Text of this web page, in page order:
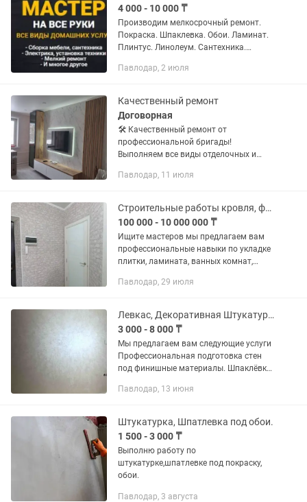
4 000 - 10 000 ₸
Производим мелкосрочный ремонт.
Покраска. Шпаклевка. Обои. Ламинат.
Плинтус. Линолеум. Сантехника.
сложности. Заправка кондиционера.
Павлодар, 2 июля
Качественный ремонт
Договорная
🛠️ Качественный ремонт от
профессиональной бригады!
Выполняем все виды отделочных и
коммерческих помещений и т.д.
гарантией...
Павлодар, 11 июля
Строительные работы кровля, фасад, отделочные, дизайнерские работы.
100 000 - 10 000 000 ₸
Ищите мастеров мы предлагаем вам
профессиональные навыки по укладке
плитки, ламината, ванных комнат,
сложных проблем в ремонте. Цены
Павлодар, 29 июля
Левкас, Декоративная Штукатурка, Покраска.
3 000 - 8 000 ₸
Мы предлагаем вам следующие услуги
Профессиональная подготовка стен
под финишные материалы. Шпаклёвка
маяк ротбанд, - Левкас финиш
Павлодар, 13 июня
Штукатурка, Шпатлевка под обои.
1 500 - 3 000 ₸
Выполню работу по
штукатурке,шпатлевке под покраску,
обои.
Павлодар, 3 августа